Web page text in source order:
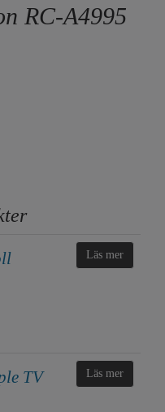
RC-A4995
Läs mer
TV Läs mer